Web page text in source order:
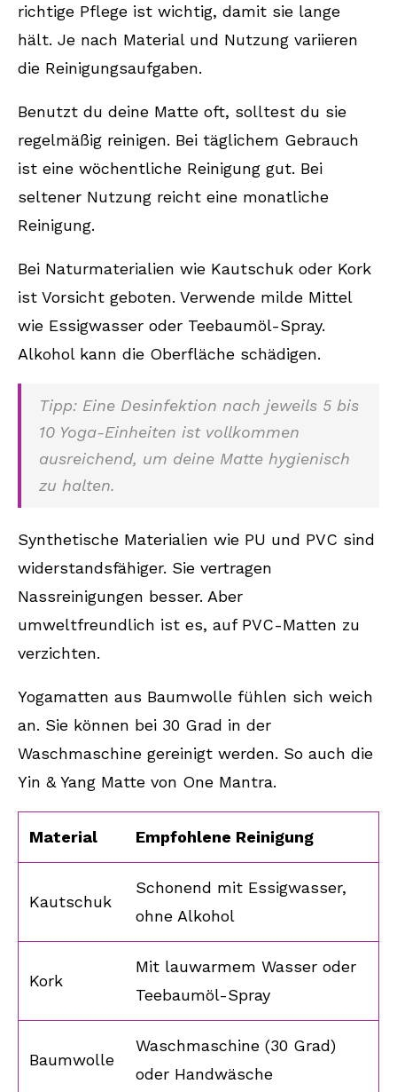
richtige Pflege ist wichtig, damit sie lange
hält. Je nach Material und Nutzung variieren
die Reinigungsaufgaben.
Benutzt du deine Matte oft, solltest du sie
regelmäßig reinigen. Bei täglichem Gebrauch
ist eine wöchentliche Reinigung gut. Bei
seltener Nutzung reicht eine monatliche
Reinigung.
Bei Naturmaterialien wie Kautschuk oder Kork
ist Vorsicht geboten. Verwende milde Mittel
wie Essigwasser oder Teebaumöl-Spray.
Alkohol kann die Oberfläche schädigen.
Tipp: Eine Desinfektion nach jeweils 5 bis
10 Yoga-Einheiten ist vollkommen
ausreichend, um deine Matte hygienisch
zu halten.
Synthetische Materialien wie PU und PVC sind
widerstandsfähiger. Sie vertragen
Nassreinigungen besser. Aber
umweltfreundlich ist es, auf PVC-Matten zu
verzichten.
Yogamatten aus Baumwolle fühlen sich weich
an. Sie können bei 30 Grad in der
Waschmaschine gereinigt werden. So auch die
Yin & Yang Matte von One Mantra.
Material Empfohlene Reinigung
Kautschuk
Schonend mit Essigwasser,
ohne Alkohol
Kork
Mit lauwarmem Wasser oder
Teebaumöl-Spray
Baumwolle
Waschmaschine (30 Grad)
oder Handwäsche